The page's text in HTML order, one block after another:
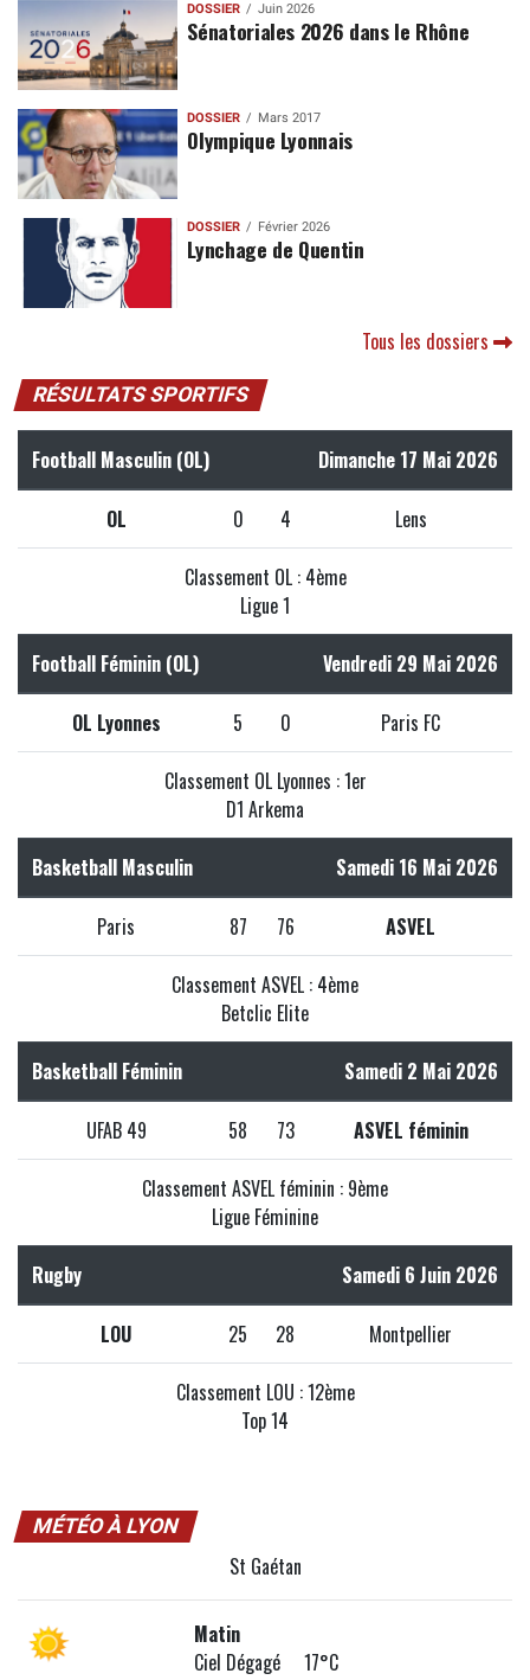
DOSSIER Juin 2026
Sénatoriales 2026 dans le Rhône
DOSSIER Mars 2017
Olympique Lyonnais
DOSSIER Février 2026
Lynchage de Quentin
Tous les dossiers
RÉSULTATS SPORTIFS
Football Masculin (OL) Dimanche 17 Mai 2026
OL 0 4 Lens
Classement OL : 4ème
Ligue 1
Football Féminin (OL) Vendredi 29 Mai 2026
OL Lyonnes 5 0 Paris FC
Classement OL Lyonnes : 1er
D1 Arkema
Basketball Masculin Samedi 16 Mai 2026
Paris 87 76 ASVEL
Classement ASVEL : 4ème
Betclic Elite
Basketball Féminin Samedi 2 Mai 2026
UFAB 49 58 73 ASVEL féminin
Classement ASVEL féminin : 9ème
Ligue Féminine
Rugby Samedi 6 Juin 2026
LOU 25 28 Montpellier
Classement LOU : 12ème
Top 14
MÉTÉO À LYON
St Gaétan
Matin
Ciel Dégagé 17°C